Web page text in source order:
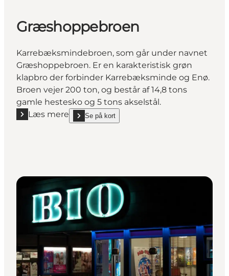
Græshoppebroen
Karrebæksmindebroen, som går under navnet
Græshoppebroen. Er en karakteristisk grøn
klapbro der forbinder Karrebæksminde og Enø.
Broen vejer 200 ton, og består af 14,8 tons
gamle hestesko og 5 tons akselstål.
Læs mere
Læs mere "Græshoppebroen"
Se på kort
show Græshoppebroen on_map